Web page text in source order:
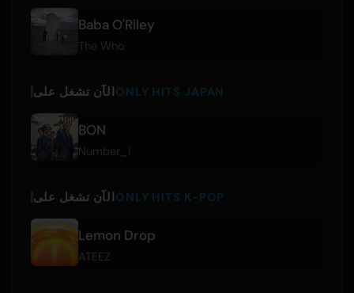
Baba O'Riley
The Who
الآن تشغل علىONLY HITS JAPAN
BON
Number_i
الآن تشغل علىONLY HITS K-POP
Lemon Drop
ATEEZ